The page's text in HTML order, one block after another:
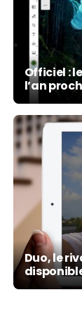
Officiel :
l’an
Duo, le